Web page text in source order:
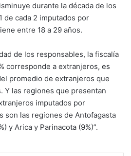
durante la década de los
de cada 2 imputados por
entre 18 a 29 años.
de los responsables, la fiscalía
corresponde a extranjeros, es
promedio de extranjeros que
Y las regiones que presentan
imputados por
son las regiones de Antofagasta
y Arica y Parinacota (9%)”.